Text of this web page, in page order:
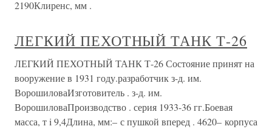
2190Клиренс, мм .
ЛЕГКИЙ ПЕХОТНЫЙ ТАНК Т-26
ЛЕГКИЙ ПЕХОТНЫЙ ТАНК Т-26 Состояние принят на
вооружение в 1931 году.разработчик з-д. им.
ВорошиловаИзготовитель . з-д. им.
ВорошиловаПроизводство . серия 1933-36 гг.Боевая
масса, т i 9,4Длина, мм:– с пушкой вперед . 4620– корпуса